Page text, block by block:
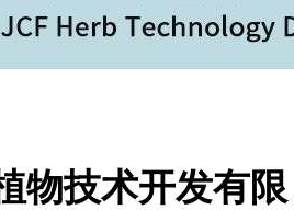
物技术开发有限